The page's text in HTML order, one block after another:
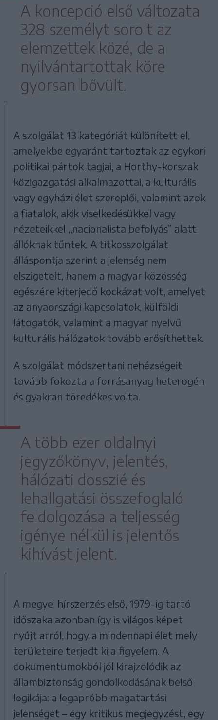
A koncepció első változata
328 személyt sorolt az
elemzettek közé, de a
nyilvántartottak köre
gyorsan bővült.
A szolgálat 13 kategóriát különített el,
amelyekbe egyaránt tartoztak az egykori
politikai pártok tagjai, a Horthy-korszak
közigazgatási alkalmazottai, a kulturális
vagy egyházi élet szereplői, valamint azok
a fiatalok, akik viselkedésükkel vagy
nézeteikkel „nacionalista befolyás” alatt
állóknak tűntek. A titkosszolgálat
álláspontja szerint a jelenség nem
elszigetelt, hanem a magyar közösség
egészére kiterjedő kockázat volt, amelyet
az anyaországi kapcsolatok, külföldi
látogatók, valamint a magyar nyelvű
kulturális hálózatok tovább erősíthettek.
A szolgálat módszertani nehézségeit
tovább fokozta a forrásanyag heterogén
és gyakran töredékes volta.
A több ezer oldalnyi
jegyzőkönyv, jelentés,
hálózati dosszié és
lehallgatási összefoglaló
feldolgozása a teljesség
igénye nélkül is jelentős
kihívást jelent.
A megyei hírszerzés első, 1979-ig tartó
időszaka azonban így is világos képet
nyújt arról, hogy a mindennapi élet mely
területeire terjedt ki a figyelem. A
dokumentumokból jól kirajzolódik az
állambiztonság gondolkodásának belső
logikája: a legapróbb magatartási
jelenséget – egy kritikus megjegyzést, egy